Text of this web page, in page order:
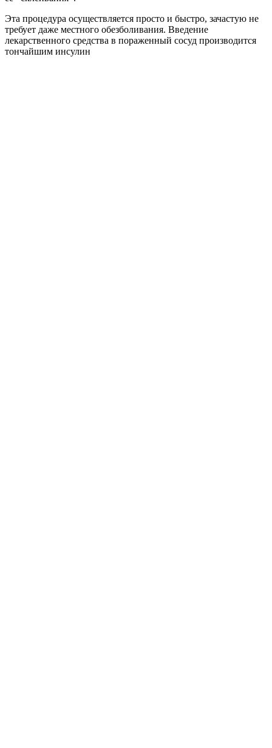
Эта процедура осуществляется просто и быстро, зачастую не
требует даже местного обезболивания. Введение
лекарственного средства в пораженный сосуд производится
тончайшим инсулин